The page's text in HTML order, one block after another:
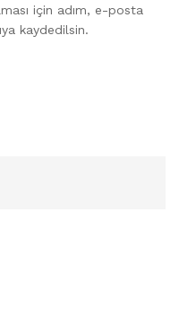
için adım, e-posta
kaydedilsin.